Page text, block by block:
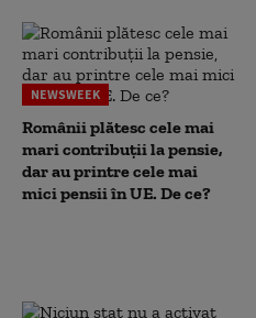
NEWSWEEK
Românii plătesc cele mai
mari contribuții la pensie,
dar au printre cele mai
mici pensii în UE. De ce?